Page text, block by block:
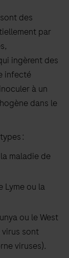
des
par
ingèrent des
infecté
à un
dans le
:
maladie de
Lyme ou la
ou le West
sont
viruses).